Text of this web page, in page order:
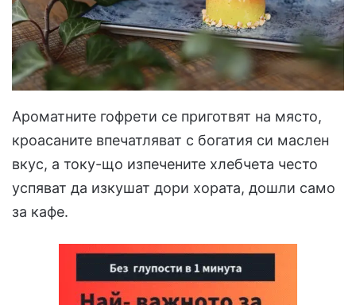
Ароматните гофрети се приготвят на място,
кроасаните впечатляват с богатия си маслен
вкус, а току-що изпечените хлебчета често
успяват да изкушат дори хората, дошли само
за кафе.